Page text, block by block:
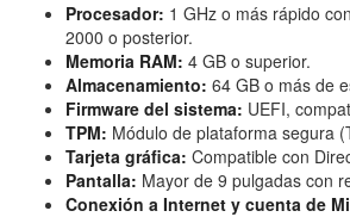
Procesador: 1 GHz o más rápido
2000 o posterior.
Memoria RAM: 4 GB o superior.
Almacenamiento: 64 GB o más de
Firmware del sistema: UEFI,
TPM: Módulo de plataforma segura
Tarjeta gráfica: Compatible con
Pantalla: Mayor de 9 pulgadas con
Conexión a Internet y cuenta de